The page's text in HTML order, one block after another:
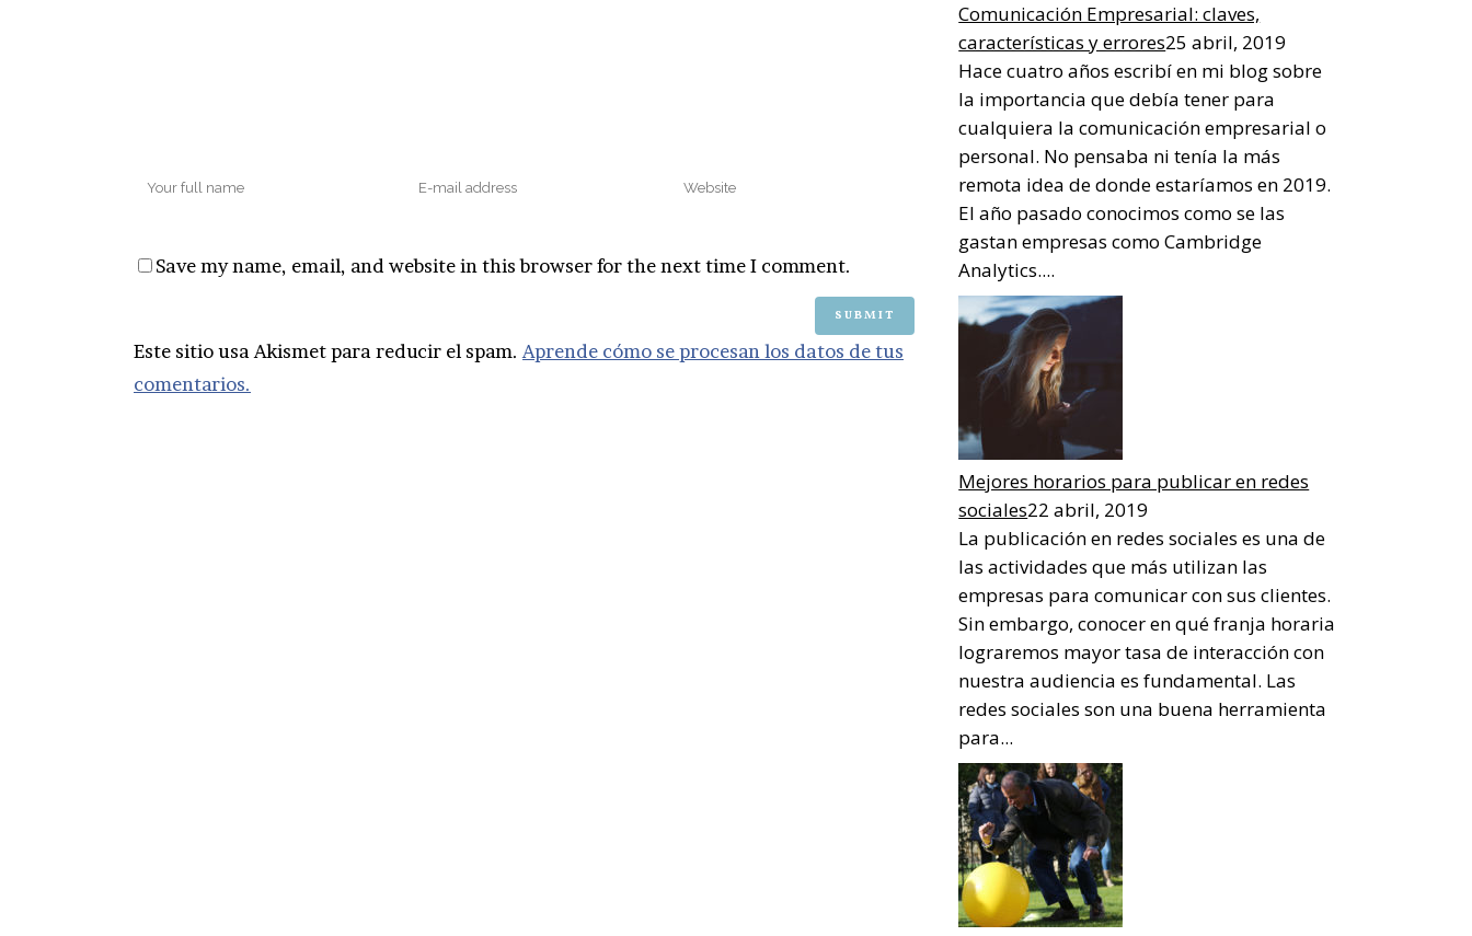
Save my name, email, and website in this browser for the next time I comment.
Este sitio usa Akismet para reducir el spam. Aprende cómo se procesan los datos de tus
comentarios.
Comunicación Empresarial: claves,
características y errores25 abril, 2019
Hace cuatro años escribí en mi blog sobre
la importancia que debía tener para
cualquiera la comunicación empresarial o
personal. No pensaba ni tenía la más
remota idea de donde estaríamos en 2019.
El año pasado conocimos como se las
gastan empresas como Cambridge
Analytics....
Mejores horarios para publicar en redes
sociales22 abril, 2019
La publicación en redes sociales es una de
las actividades que más utilizan las
empresas para comunicar con sus clientes.
Sin embargo, conocer en qué franja horaria
lograremos mayor tasa de interacción con
nuestra audiencia es fundamental. Las
redes sociales son una buena herramienta
para...